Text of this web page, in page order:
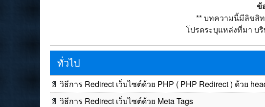
ข้
** บทความนี้มีลิขสิ
โปรดระบุแหล่งที่มา บ
ทั่วไป
📄 วิธีการ Redirect เว็บไซต์ด้วย PHP ( PHP Redirect ) ด้วย
📄 วิธีการ Redirect เว็บไซต์ด้วย Meta Tags